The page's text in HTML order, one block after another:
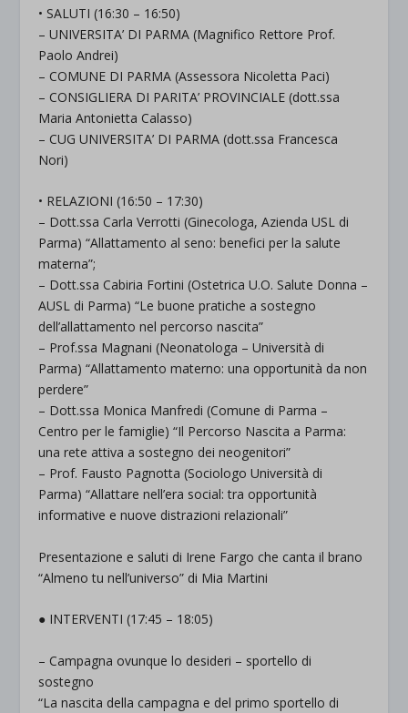
• SALUTI (16:30 – 16:50)
– UNIVERSITA’ DI PARMA (Magnifico Rettore Prof.
Paolo Andrei)
– COMUNE DI PARMA (Assessora Nicoletta Paci)
– CONSIGLIERA DI PARITA’ PROVINCIALE (dott.ssa
Maria Antonietta Calasso)
– CUG UNIVERSITA’ DI PARMA (dott.ssa Francesca
Nori)
• RELAZIONI (16:50 – 17:30)
– Dott.ssa Carla Verrotti (Ginecologa, Azienda USL di
Parma) “Allattamento al seno: benefici per la salute
materna”;
– Dott.ssa Cabiria Fortini (Ostetrica U.O. Salute Donna –
AUSL di Parma) “Le buone pratiche a sostegno
dell’allattamento nel percorso nascita”
– Prof.ssa Magnani (Neonatologa – Università di
Parma) “Allattamento materno: una opportunità da non
perdere”
– Dott.ssa Monica Manfredi (Comune di Parma –
Centro per le famiglie) “Il Percorso Nascita a Parma:
una rete attiva a sostegno dei neogenitori”
– Prof. Fausto Pagnotta (Sociologo Università di
Parma) “Allattare nell’era social: tra opportunità
informative e nuove distrazioni relazionali”
Presentazione e saluti di Irene Fargo che canta il brano
“Almeno tu nell’universo” di Mia Martini
● INTERVENTI (17:45 – 18:05)
– Campagna ovunque lo desideri – sportello di
sostegno
“La nascita della campagna e del primo sportello di